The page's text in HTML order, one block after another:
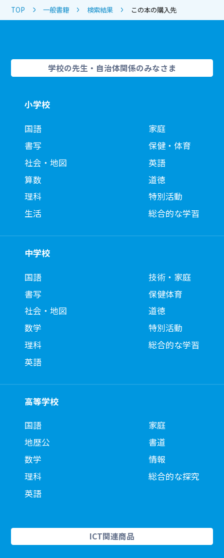
TOP 一般書籍 検索結果 この本の購入先
学校の先生・自治体関係のみなさま
小学校
国語
書写
社会・地図
算数
理科
生活
家庭
保健・体育
英語
道徳
特別活動
総合的な学習
中学校
国語
書写
社会・地図
数学
理科
英語
技術・家庭
保健体育
道徳
特別活動
総合的な学習
高等学校
国語
地歴公
数学
理科
英語
家庭
書道
情報
総合的な探究
ICT関連商品